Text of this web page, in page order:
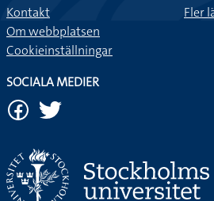
Kontakt
Om webbplatsen
Cookieinställningar
Fler
SOCIALA MEDIER